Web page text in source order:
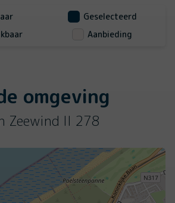
Geselecteerd
Aanbieding
omgeving
Zeewind II 278